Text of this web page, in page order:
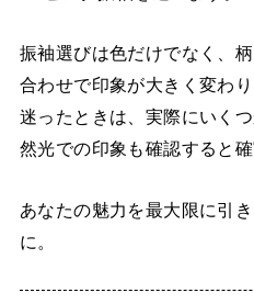
振袖選びは色だけでなく、
合わせで印象が大きく変わり
迷ったときは、実際にいく
然光での印象も確認すると確
あなたの魅力を最大限に引
に。